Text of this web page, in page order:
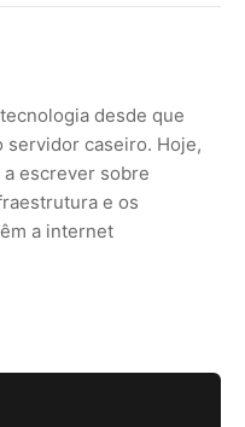
desde que
caseiro. Hoje,
escrever sobre
e os
a internet